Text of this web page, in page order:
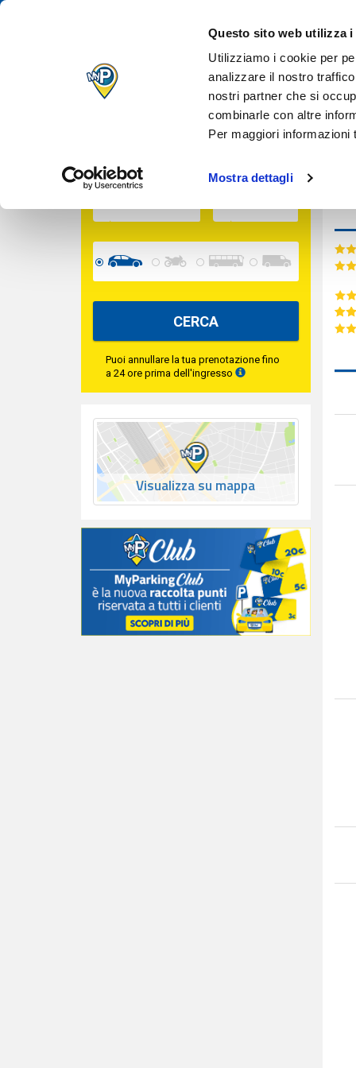
Questo sito web utilizza i
Utilizziamo i cookie per
analizzare il nostro
nostri partner che si
combinarle con altre
Per maggiori
Mostra dettagli
IL TUO
QUANDO VUOI
Inserisci le date per calcolare il prezzo
USCITA
CERCA
Puoi annullare la tua prenotazione fino
a 24 ore prima dell'ingresso
Visualizza su mappa